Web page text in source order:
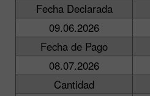
Fecha Declarada
09.06.2026
Fecha de Pago
08.07.2026
Cantidad